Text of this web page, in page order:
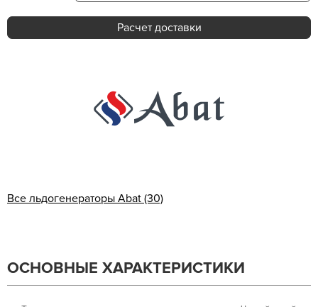
Расчет доставки
Все льдогенераторы Abat (30)
ОСНОВНЫЕ ХАРАКТЕРИСТИКИ